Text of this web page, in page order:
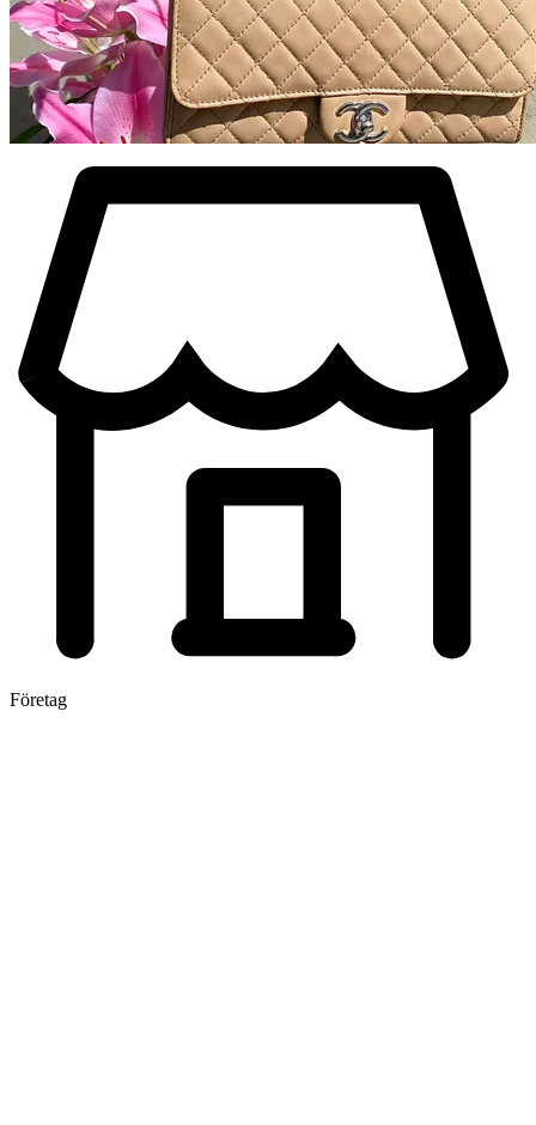
Företag